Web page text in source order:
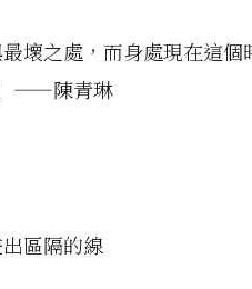
壞之處，而身處現在這個
——陳青琳
區隔的線